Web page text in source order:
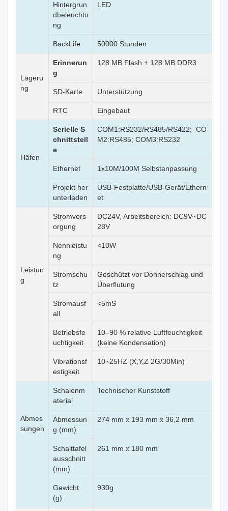
Hintergrun
dbeleuchtu
ng
LED
BackLife 50000 Stunden
Lageru
ng
Erinnerun
g
128 MB Flash + 128 MB DDR3
SD-Karte Unterstützung
RTC Eingebaut
Häfen
Serielle S
chnittstell
e
COM1:RS232/RS485/RS422; CO
M2:RS485; COM3:RS232
Ethernet 1x10M/100M Selbstanpassung
Projekt her
unterladen
USB-Festplatte/USB-Gerät/Ethern
et
Leistun
g
Stromvers
orgung
DC24V, Arbeitsbereich: DC9V~DC
28V
Nennleistu
ng
<10W
Stromschu
tz
Geschützt vor Donnerschlag und
Überflutung
Stromausf
all
<5mS
Betriebsfe
uchtigkeit
10–90 % relative Luftfeuchtigkeit
(keine Kondensation)
Vibrationsf
estigkeit
10~25HZ (X,Y,Z 2G/30Min)
Abmes
sungen
Schalenm
aterial
Technischer Kunststoff
Abmessun
g (mm)
274 mm x 193 mm x 36,2 mm
Schalttafel
ausschnitt
(mm)
261 mm x 180 mm
Gewicht
(g)
930g